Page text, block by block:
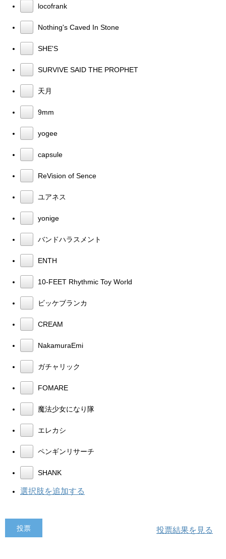
locofrank
Nothing's Caved In Stone
SHE'S
SURVIVE SAID THE PROPHET
天月
9mm
yogee
capsule
ReVision of Sence
ユアネス
yonige
バンドハラスメント
ENTH
10-FEET Rhythmic Toy World
ビッケブランカ
CREAM
NakamuraEmi
ガチャリック
FOMARE
魔法少女になり隊
エレカシ
ペンギンリサーチ
SHANK
選択肢を追加する
投票結果を見る